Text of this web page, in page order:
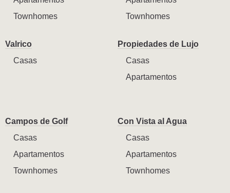
Townhomes
Townhomes
Valrico
Casas
Propiedades de Lujo
Casas
Apartamentos
Campos de Golf
Casas
Apartamentos
Townhomes
Con Vista al Agua
Casas
Apartamentos
Townhomes